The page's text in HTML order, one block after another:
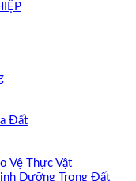
Đất
Vệ Thực Vật
Dưỡng Trong Đất